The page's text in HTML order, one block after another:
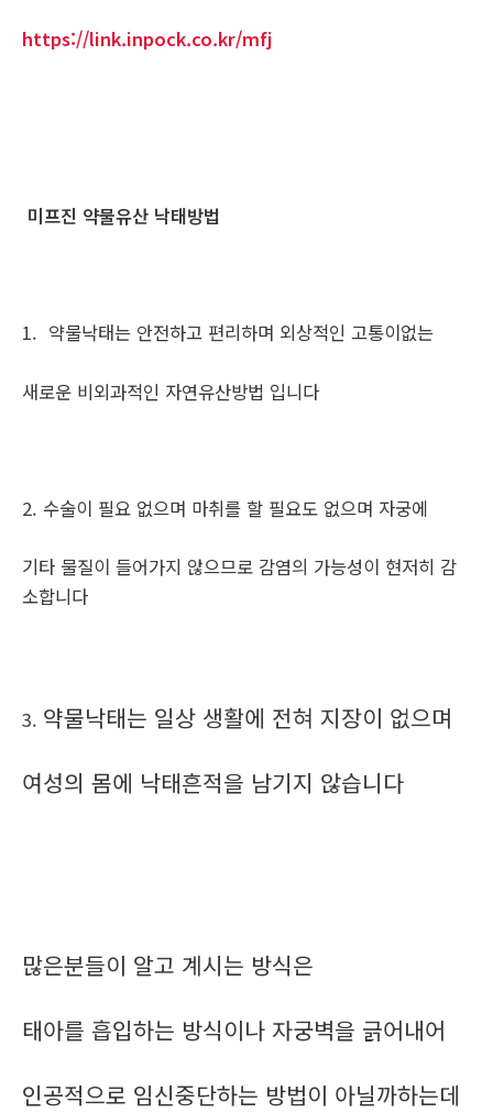
https://link.inpock.co.kr/mfj
미프진 약물유산 낙태방법
1. 약물낙태는 안전하고 편리하며 외상적인 고통이없는
새로운 비외과적인 자연유산방법 입니다
2. 수술이 필요 없으며 마취를 할 필요도 없으며 자궁에
기타 물질이 들어가지 않으므로 감염의 가능성이 현저히 감
소합니다
3. 약물낙태는 일상 생활에 전혀 지장이 없으며
여성의 몸에 낙태흔적을 남기지 않습니다
많은분들이 알고 계시는 방식은
태아를 흡입하는 방식이나 자궁벽을 긁어내어
인공적으로 임신중단하는 방법이 아닐까하는데